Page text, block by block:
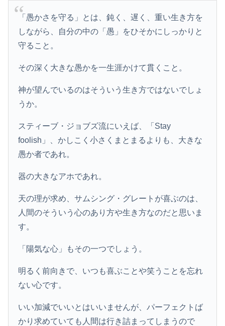
「愚かさを守る」とは、鈍く、遅く、重い生き方を
しながら、自分の中の「愚」をひそかにしっかりと
守ること。
その深く大きな愚かを一生涯かけて貫くこと。
神が望んでいるのはそういう生き方ではないでしょ
うか。
スティーブ・ジョブズ流にいえば、「Stay
foolish」、かしこく小さくまとまるよりも、大きな
愚か者であれ。
器の大きなアホであれ。
天の理が求め、サムシング・グレートが喜ぶのは、
人間のそういう心のあり方や生き方なのだと思いま
す。
「陽気な心」もその一つでしょう。
明るく前向きで、いつも喜ぶことや笑うことを忘れ
ない心です。
いい加減でいいとはいいませんが、パーフェクトば
かり求めていても人間は行き詰まってしまうので